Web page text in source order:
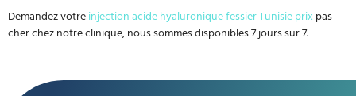
Demandez votreinjection acide hyaluronique fessier Tunisie prix pas
cher chez notre clinique, nous sommes disponibles 7 jours sur 7.